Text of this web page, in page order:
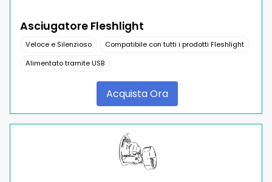
Asciugatore Fleshlight
Veloce e Silenzioso
Compatibile con tutti i prodotti Fleshlight
Alimentato tramite USB
Acquista Ora